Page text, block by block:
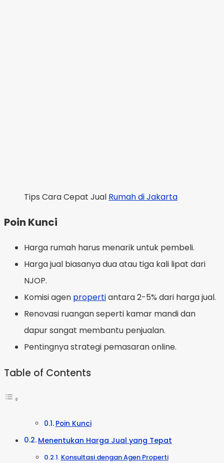
Tips Cara Cepat Jual Rumah di Jakarta
Poin Kunci
Harga rumah harus menarik untuk pembeli.
Harga jual biasanya dua atau tiga kali lipat dari
NJOP.
Komisi agen propertiantara 2-5% dari harga jual.
Renovasi ruangan seperti kamar mandi dan
dapur sangat membantu penjualan.
Pentingnya strategi pemasaran online.
Table of Contents
Poin Kunci
Menentukan Harga Jual yang Tepat
Konsultasi dengan Agen Properti